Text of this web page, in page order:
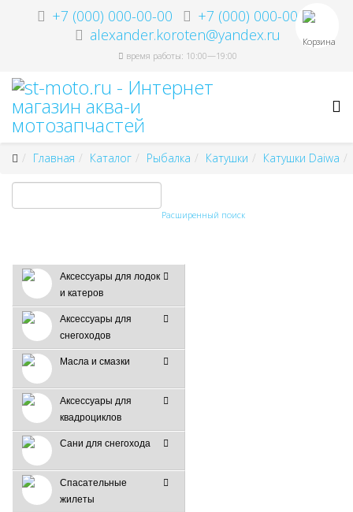
+7 (000) 000-00-00
+7 (000) 000-00-00
alexander.koroten@yandex.ru
время работы: 10:00—19:00
Корзина
Главная Каталог Рыбалка Катушки Катушки Daiwa
Расширенный поиск
Аксессуары для лодок
и катеров
Аксессуары для
снегоходов
Масла и смазки
Аксессуары для
квадроциклов
Сани для снегохода
Спасательные
жилеты